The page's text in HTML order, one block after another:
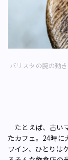
バリスタの腕の動
たとえば、古い
たカフェ。24時に
ワイン、ひとりは